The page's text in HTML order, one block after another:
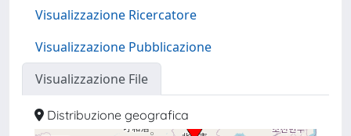
Visualizzazione Ricercatore
Visualizzazione Pubblicazione
Visualizzazione File
Distribuzione geografica